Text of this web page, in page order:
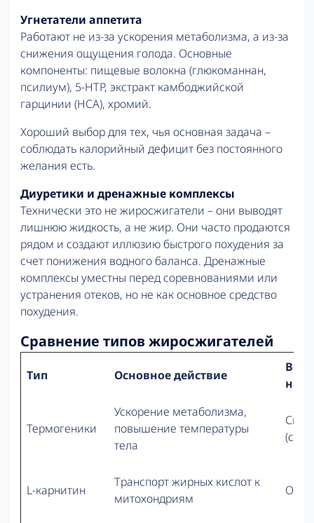
Угнетатели аппетита
Работают не из-за ускорения метаболизма, а из-за
снижения ощущения голода. Основные
компоненты: пищевые волокна (глюкоманнан,
псилиум), 5-HTP, экстракт камбоджийской
гарцинии (HCA), хромий.
Хороший выбор для тех, чья основная задача –
соблюдать калорийный дефицит без постоянного
желания есть.
Диуретики и дренажные комплексы
Технически это не жиросжигатели – они выводят
лишнюю жидкость, а не жир. Они часто продаются
рядом и создают иллюзию быстрого похудения за
счет понижения водного баланса. Дренажные
комплексы уместны перед соревнованиями или
устранения отеков, но не как основное средство
похудения.
Сравнение типов жиросжигателей
Тип Основное действие
на
Термогеники
Ускорение метаболизма,
повышение температуры
тела
L-карнитин
Транспорт жирных кислот к
митохондриям